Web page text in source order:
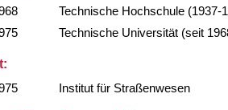
Technische Hochschule (1937-
Technische Universität (seit
Institut für Straßenwesen